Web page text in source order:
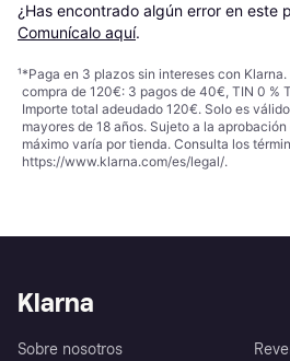
¿Has encontrado algún error en este
Comunícalo aquí.
¹*Paga en 3 plazos sin intereses con
compra de 120€: 3 pagos de 40€, TIN 0 %
Importe total adeudado 120€. Solo es
mayores de 18 años. Sujeto a la
máximo varía por tienda. Consulta los
https://www.klarna.com/es/legal/.
Klarna
Sobre nosotros